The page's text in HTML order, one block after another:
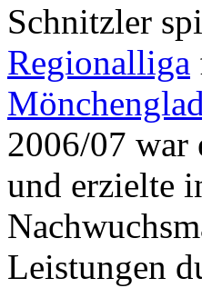
Schnitzler
Regionalliga
2006/07 war
und erzielte
Leistungen